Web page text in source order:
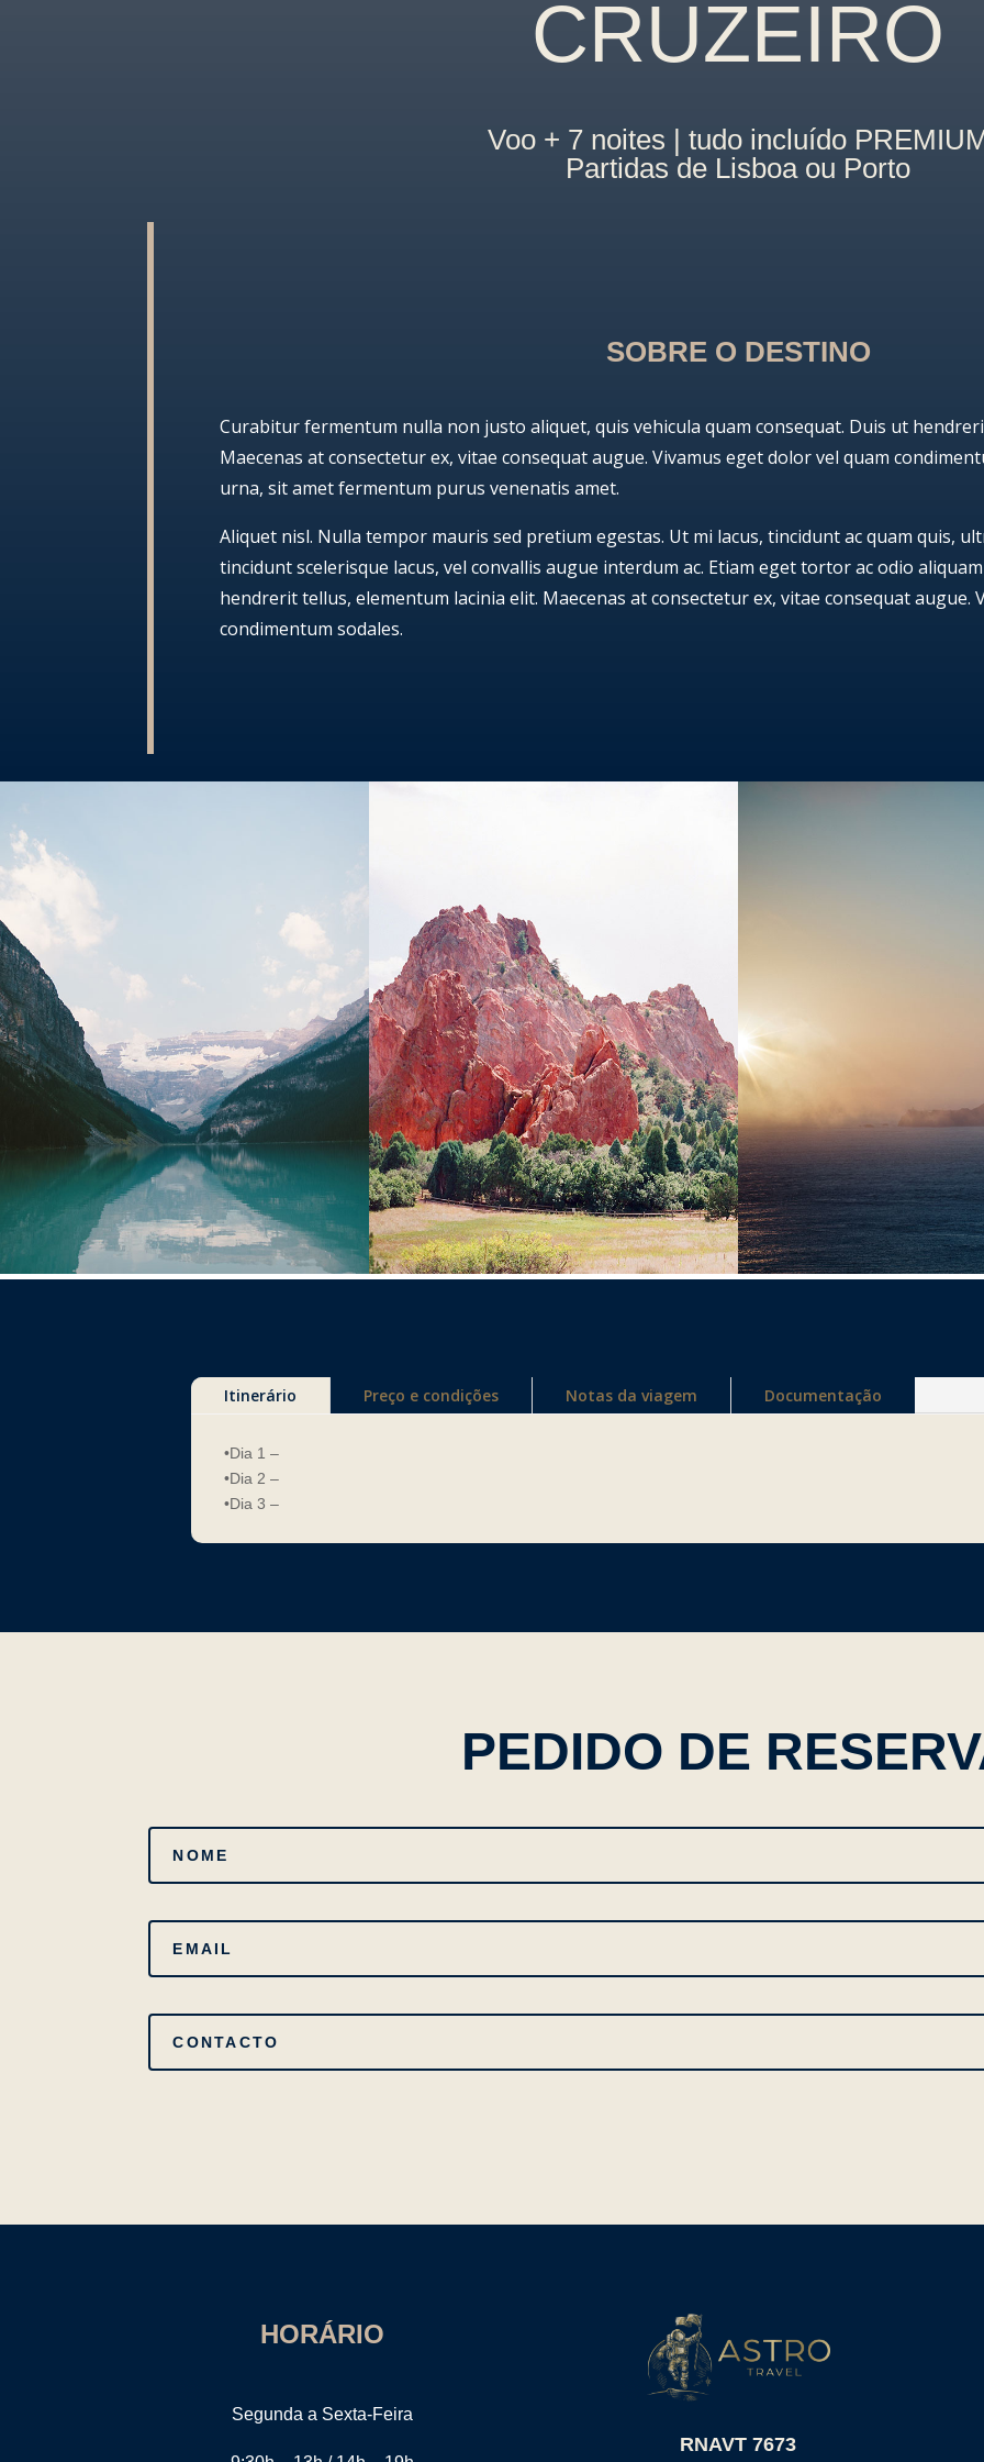
CRUZEIRO
Voo + 7 noites | tudo incluído
Partidas de Lisboa ou Porto
SOBRE O DESTINO
Curabitur fermentum nulla non justo aliquet, quis vehicula quam consequat. Duis ut
Maecenas at consectetur ex, vitae consequat augue. Vivamus eget dolor vel quam
urna, sit amet fermentum purus venenatis amet.
Aliquet nisl. Nulla tempor mauris sed pretium egestas. Ut mi lacus, tincidunt ac quam quis,
tincidunt scelerisque lacus, vel convallis augue interdum ac. Etiam eget tortor ac odio
hendrerit tellus, elementum lacinia elit. Maecenas at consectetur ex, vitae consequat augue.
condimentum sodales.
Itinerário Preço e condições Notas da viagem Documentação
•Dia 1 –
•Dia 2 –
•Dia 3 –
PEDIDO DE
HORÁRIO
Segunda a Sexta-Feira
RNAVT 7673